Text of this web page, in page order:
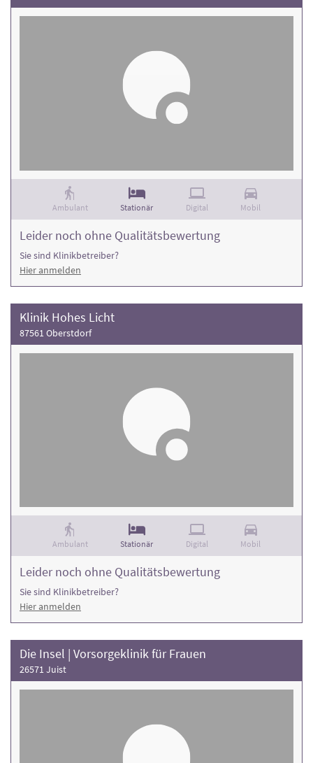
Ambulant Stationär Digital Mobil
Leider noch ohne Qualitätsbewertung
Sie sind Klinikbetreiber?
Hier anmelden
Klinik Hohes Licht
87561 Oberstdorf
Ambulant Stationär Digital Mobil
Leider noch ohne Qualitätsbewertung
Sie sind Klinikbetreiber?
Hier anmelden
Die Insel | Vorsorgeklinik für Frauen
26571 Juist